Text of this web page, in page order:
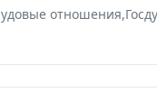
отношения,